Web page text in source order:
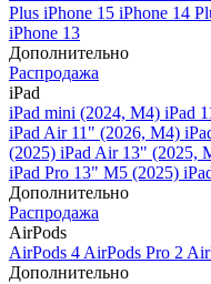
Plus iPhone 15 iPhone 14
iPhone 13
Дополнительно
Распродажа
iPad
iPad mini (2024, M4) iPad
iPad Air 11" (2026, M4)
(2025) iPad Air 13" (2025,
iPad Pro 13" M5 (2025)
Дополнительно
Распродажа
AirPods
AirPods 4 AirPods Pro 2
Дополнительно